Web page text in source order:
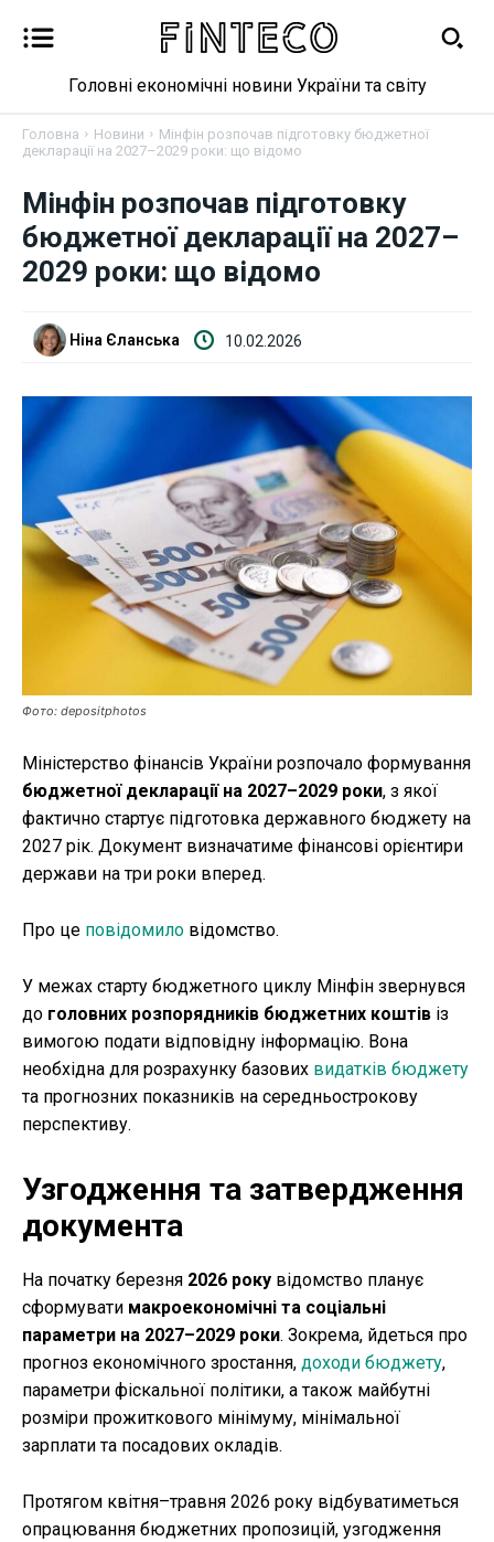
Новини
Бізнес
Криптовалюта
Робота і освіта
Публікації
ФОП
Курс валют
Головні економічні новини України та світу
Головна Новини
Мінфін розпочав підготовку бюджетної
декларації на 2027–2029 роки: що відомо
Мінфін розпочав підготовку
бюджетної декларації на 2027–
2029 роки: що відомо
Ніна Єланська 10.02.2026
Фото: depositphotos
Міністерство фінансів України розпочало формування
бюджетної декларації на 2027–2029 роки, з якої
фактично стартує підготовка державного бюджету на
2027 рік. Документ визначатиме фінансові орієнтири
держави на три роки вперед.
Про це повідомило відомство.
У межах старту бюджетного циклу Мінфін звернувся
до головних розпорядників бюджетних коштів із
вимогою подати відповідну інформацію. Вона
необхідна для розрахунку базових видатків бюджету
та прогнозних показників на середньострокову
перспективу.
Узгодження та затвердження
документа
На початку березня 2026 року відомство планує
сформувати макроекономічні та соціальні
параметри на 2027–2029 роки. Зокрема, йдеться про
прогноз економічного зростання, доходи бюджету,
параметри фіскальної політики, а також майбутні
розміри прожиткового мінімуму, мінімальної
зарплати та посадових окладів.
Протягом квітня–травня 2026 року відбуватиметься
опрацювання бюджетних пропозицій, узгодження